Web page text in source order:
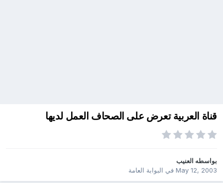
قناة العربية تعرض على الصحاف العمل لديها
بواسطه العنيب
May 12, 2003في البوابة العامة